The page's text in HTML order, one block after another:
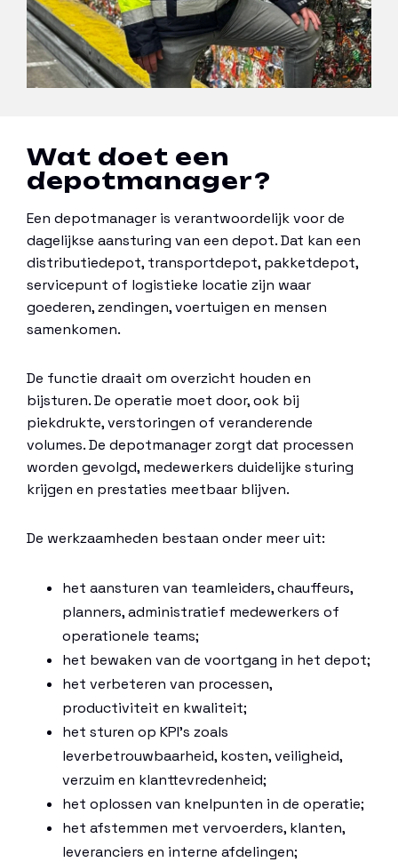
Wat doet een
depotmanager?
Een depotmanager is verantwoordelijk voor de
dagelijkse aansturing van een depot. Dat kan een
distributiedepot, transportdepot, pakketdepot,
servicepunt of logistieke locatie zijn waar
goederen, zendingen, voertuigen en mensen
samenkomen.
De functie draait om overzicht houden en
bijsturen. De operatie moet door, ook bij
piekdrukte, verstoringen of veranderende
volumes. De depotmanager zorgt dat processen
worden gevolgd, medewerkers duidelijke sturing
krijgen en prestaties meetbaar blijven.
De werkzaamheden bestaan onder meer uit:
het aansturen van teamleiders, chauffeurs,
planners, administratief medewerkers of
operationele teams;
het bewaken van de voortgang in het depot;
het verbeteren van processen,
productiviteit en kwaliteit;
het sturen op KPI’s zoals
leverbetrouwbaarheid, kosten, veiligheid,
verzuim en klanttevredenheid;
het oplossen van knelpunten in de operatie;
het afstemmen met vervoerders, klanten,
leveranciers en interne afdelingen;